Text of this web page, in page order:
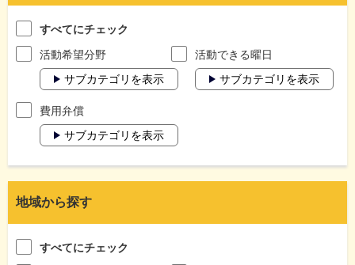
すべてにチェック
活動希望分野
サブカテゴリを表示
活動できる曜日
サブカテゴリを表示
費用弁償
サブカテゴリを表示
地域から探す
すべてにチェック